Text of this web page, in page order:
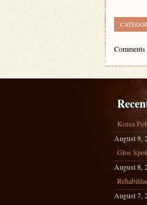
Comments
Korea
August 9,
Głos
August 8,
August 7,